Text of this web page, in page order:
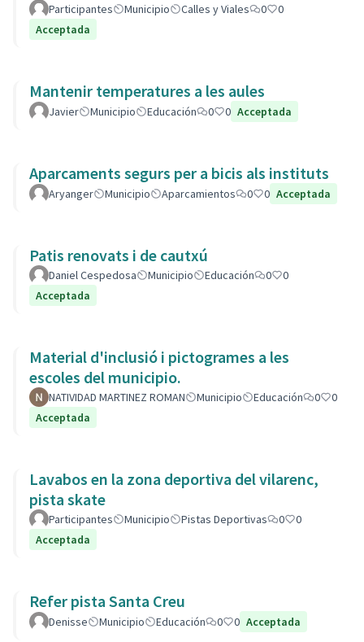
Participantes Municipio Calles y Viales 0
0
Acceptada
Mantenir temperatures a les aules
Javier Municipio Educación 0 0 Acceptada
Aparcaments segurs per a bicis als instituts
Aryanger Municipio Aparcamientos 0 0 Acceptada
Patis renovats i de cautxú
Daniel Cespedosa Municipio Educación 0
0
Acceptada
Material d'inclusió i pictogrames a les
escoles del municipio.
NATIVIDAD MARTINEZ ROMAN Municipio Educación 0
0
Acceptada
Lavabos en la zona deportiva del vilarenc,
pista skate
Participantes Municipio Pistas Deportivas 0
0
Acceptada
Refer pista Santa Creu
Denisse Municipio Educación 0 0 Acceptada